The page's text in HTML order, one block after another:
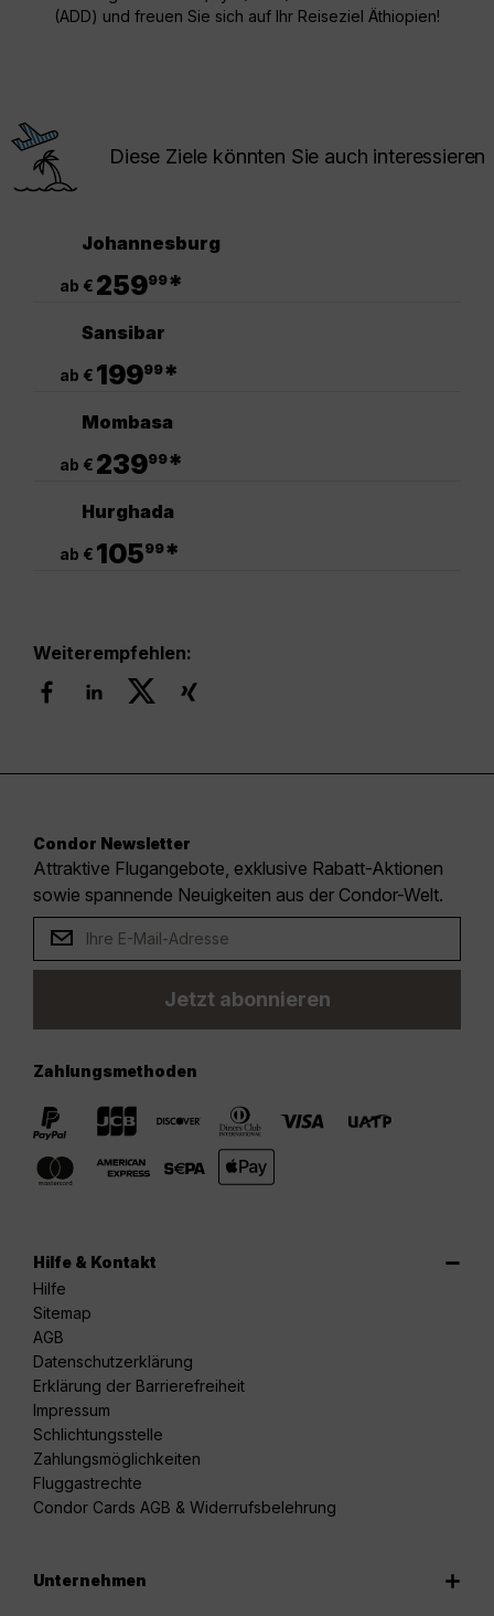
(ADD) und freuen Sie sich auf Ihr Reiseziel Äthiopien!
Diese Ziele könnten Sie auch interessieren
Johannesburg
ab € 25999*
Sansibar
ab € 19999*
Mombasa
ab € 23999*
Hurghada
ab € 10599*
Weiterempfehlen:
Condor Newsletter
Attraktive Flugangebote, exklusive Rabatt-Aktionen
sowie spannende Neuigkeiten aus der Condor-Welt.
Jetzt abonnieren
Zahlungsmethoden
Hilfe & Kontakt
Hilfe
Sitemap
AGB
Datenschutzerklärung
Erklärung der Barrierefreiheit
Impressum
Schlichtungsstelle
Zahlungsmöglichkeiten
Fluggastrechte
Condor Cards AGB & Widerrufsbelehrung
Unternehmen